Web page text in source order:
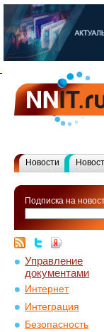
Новости
Подписка на
Управление
документами
Интернет
Интеграция
Безопасность